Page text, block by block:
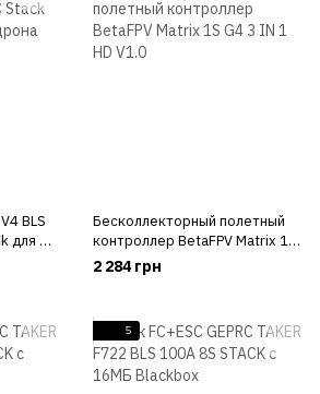
BLS
для 7-
Бесколлекторный полетный
контроллер BetaFPV Matrix 1S
G4 3 IN 1 HD V1.0
2 284 грн
5